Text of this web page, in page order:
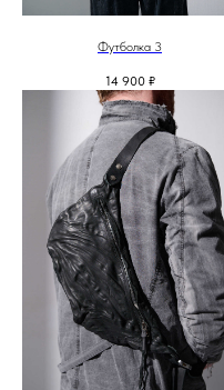
Футболка 3
14 900 ₽